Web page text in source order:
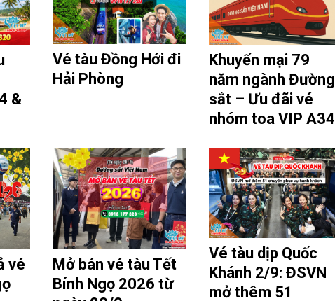
&
Vé tàu Đồng Hới đi
Hải Phòng
Khuyến mại 79
năm ngành Đường
sắt – Ưu đãi vé
nhóm toa VIP A34
vé
Mở bán vé tàu Tết
Bính Ngọ 2026 từ
Vé tàu dịp Quốc
Khánh 2/9: ĐSVN
mở thêm 51